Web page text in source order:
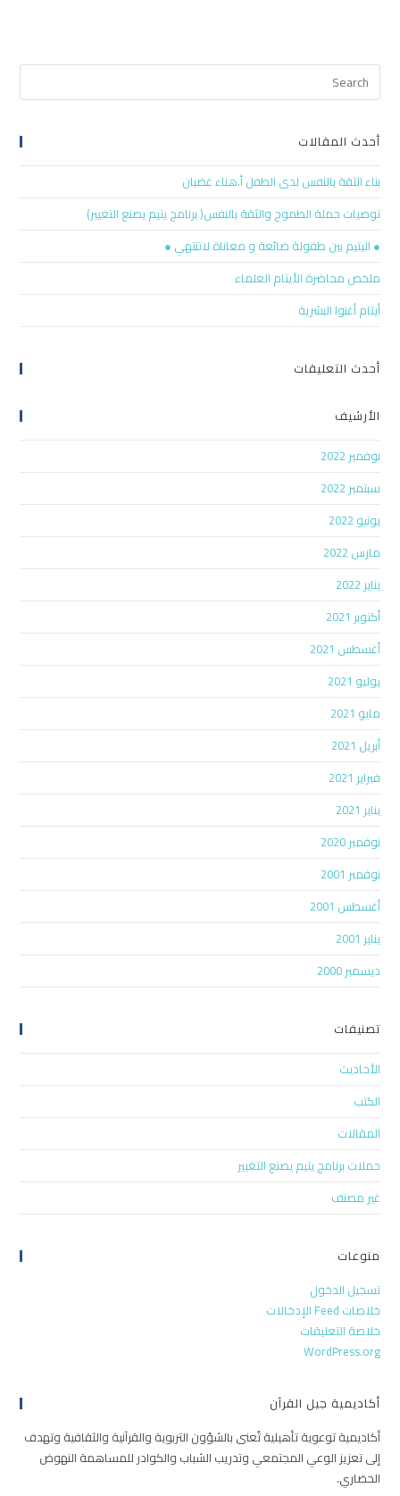
أحدث المقالات
بناء الثقة بالنفس لدى الطفل أ.هناء غضبان
توصيات حملة الطموح والثقة بالنفس( برنامج يتيم يصنع التغيير)
● اليتيم بين طفولة ضائعة و معاناة لاتنتهي ●
ملخص محاضرة الأيتام العلماء
أيتام أغنوا البشرية
أحدث التعليقات
الأرشيف
نوفمبر 2022
سبتمبر 2022
يونيو 2022
مارس 2022
يناير 2022
أكتوبر 2021
أغسطس 2021
يوليو 2021
مايو 2021
أبريل 2021
فبراير 2021
يناير 2021
نوفمبر 2020
نوفمبر 2001
أغسطس 2001
يناير 2001
ديسمبر 2000
تصنيفات
الأحاديث
الكتب
المقالات
حملات برنامج يتيم يصنع التغيير
غير مصنف
منوعات
تسجيل الدخول
خلاصات Feed الإدخالات
خلاصة التعليقات
WordPress.org
أكاديمية جيل القرآن
أكاديمية توعوية تأهيلية تُعنى بالشؤون التربوية والقرآنية والثقافية وتهدف
إلى تعزيز الوعي المجتمعي وتدريب الشباب والكوادر للمساهمة النهوض
الحضاري.